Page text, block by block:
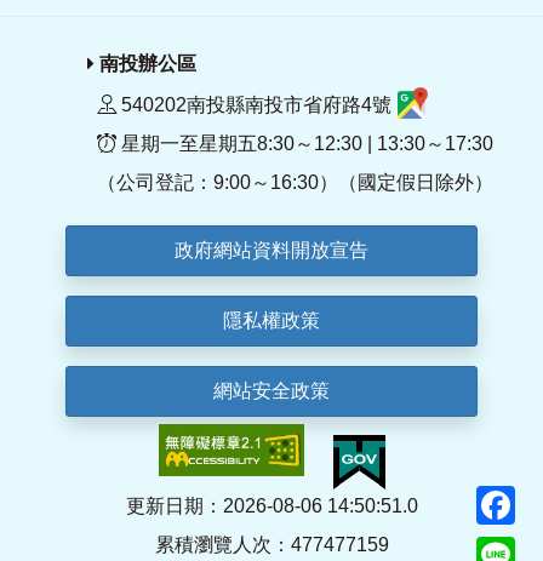
南投辦公區
540202南投縣南投市省府路4號
星期一至星期五8:30～12:30 | 13:30～17:30
（公司登記：9:00～16:30）（國定假日除外）
政府網站資料開放宣告
隱私權政策
網站安全政策
更新日期：2026-08-06 14:50:51.0
累積瀏覽人次：477477159